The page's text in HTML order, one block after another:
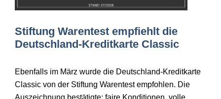
Stiftung Warentest empfiehlt die
Deutschland-Kreditkarte Classic
Ebenfalls im März wurde die Deutschland-Kreditkarte
Classic von der Stiftung Warentest empfohlen. Die
Auszeichnung bestätigte: faire Konditionen, volle